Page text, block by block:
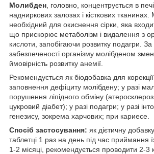
Молибден , головно, концентрується в
надниркових залозах і кісткових тканинах.
необхідний для окиснення сірки, яка
що прискорює метаболізм і видалення з
кислоти, запобігаючи розвитку подагри. За
забезпеченості організму молібденом
ймовірність розвитку анемії.
Рекомендується як біодобавка для
заповнення дефіциту молібдену; у разі
порушення ліпідного обміну
цукровий діабет); у разі подагри; у разі
генезису, зокрема харчових; при кариесе.
Спосіб застосування: як дієтичну
таблетці 1 раз на день під час приймання
1-2 місяці, рекомендується проводити 2-3